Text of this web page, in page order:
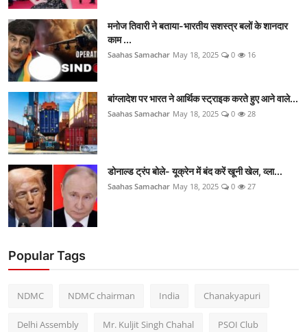
मनोज तिवारी ने बताया-भारतीय सशस्त्र बलों के शानदार
काम ...
Saahas Samachar May 18, 2025 0 16
बांग्लादेश पर भारत ने आर्थिक स्ट्राइक करते हुए आने वाले...
Saahas Samachar May 18, 2025 0 28
डोनाल्ड ट्रंप बोले- यूक्रेन में बंद करें खूनी खेल, व्ला...
Saahas Samachar May 18, 2025 0 27
Popular Tags
NDMC NDMC chairman India Chanakyapuri
Delhi Assembly Mr. Kuljit Singh Chahal PSOI Club